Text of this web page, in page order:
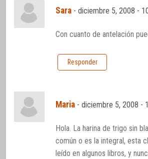
Sara -diciembre 5, 2008 -
Con cuanto de antelación
Responder
Maria -diciembre 5, 2008 -
Hola. La harina de trigo sin
común o es la integral, esta
leído en algunos libros, y